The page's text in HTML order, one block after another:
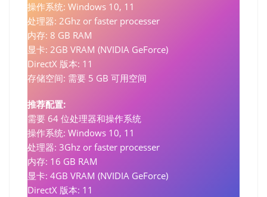
操作系统: Windows 10, 11
处理器: 2Ghz or faster processer
内存: 8 GB RAM
显卡: 2GB VRAM (NVIDIA GeForce)
DirectX 版本: 11
存储空间: 需要 5 GB 可用空间
推荐配置:
需要 64 位处理器和操作系统
操作系统: Windows 10, 11
处理器: 3Ghz or faster processer
内存: 16 GB RAM
显卡: 4GB VRAM (NVIDIA GeForce)
DirectX 版本: 11